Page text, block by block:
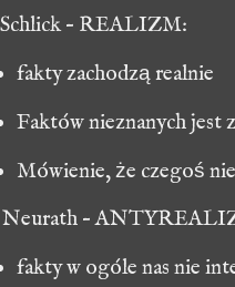
Schlick– REALIZM:
fakty zachodzą realnie
Faktów nieznanych jest
Mówienie, że czegoś
Neurath –
fakty w ogóle nas nie